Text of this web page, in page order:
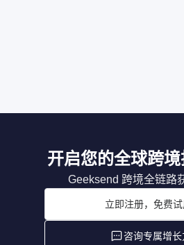
开启您的全球跨
Geeksend 跨境全链路
立即注册，免费试
咨询专属增长